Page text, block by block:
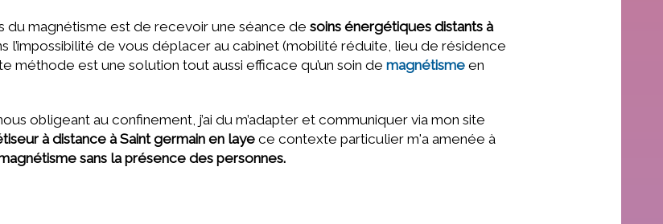
du magnétisme est de recevoir une séance de soins énergétiques distants à
l’impossibilité de vous déplacer au cabinet (mobilité réduite, lieu de résidence
méthode est une solution tout aussi efficace qu’un soin de magnétisme en
obligeant au confinement, j’ai du m’adapter et communiquer via mon site
à distance à Saint germain en layece contexte particulier m'a amenée à
sans la présence des personnes.